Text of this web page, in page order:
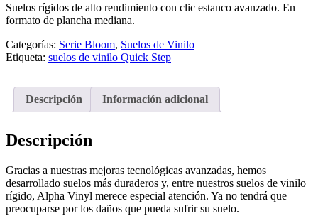
Suelos rígidos de alto rendimiento con clic estanco avanzado. En
formato de plancha mediana.
Categorías: Serie Bloom, Suelos de Vinilo
Etiqueta: suelos de vinilo Quick Step
Descripción Información adicional
Descripción
Gracias a nuestras mejoras tecnológicas avanzadas, hemos
desarrollado suelos más duraderos y, entre nuestros suelos de vinilo
rígido, Alpha Vinyl merece especial atención. Ya no tendrá que
preocuparse por los daños que pueda sufrir su suelo.